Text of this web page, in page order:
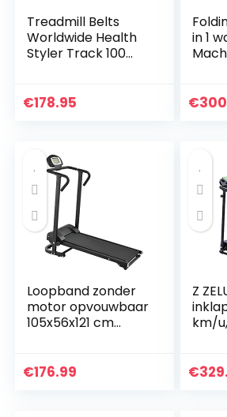
Treadmill Belts
Worldwide Health
Styler Track 100
olie
€178.95
in 1
met
€
Loopband zonder
motor opvouwbaar
105x56x121 cm
€176.99
Z
km/
€